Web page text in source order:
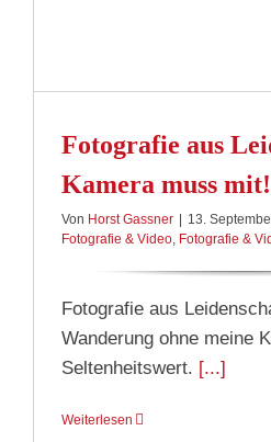
Fotografie aus
Kamera muss mit!
Von Horst Gassner 13.
Fotografie & Video, Fotografie &
Fotografie aus
Wanderung ohne meine
Seltenheitswert. [...]
Weiterlesen